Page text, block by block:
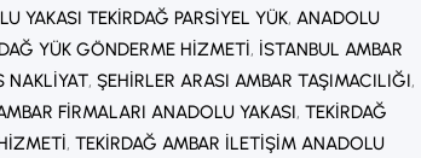
YAKASI TEKIRDAĞ PARSIYEL YÜK, ANADOLU
YÜK GÖNDERME HIZMETI, İSTANBUL AMBAR
NAKLIYAT, ŞEHIRLER ARASI AMBAR TAŞIMACILIĞI
FIRMALARI ANADOLU YAKASI, TEKIRDAĞ
, TEKIRDAĞ AMBAR ILETIŞIM ANADOLU